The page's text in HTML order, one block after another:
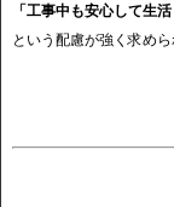
「工事中も安心して生
という配慮が強く求めら